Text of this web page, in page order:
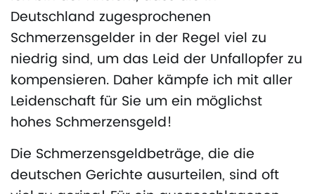
Deutschland zugesprochenen
Schmerzensgelder in der Regel viel zu
niedrig sind, um das Leid der Unfallopfer zu
kompensieren. Daher kämpfe ich mit aller
Leidenschaft für Sie um ein möglichst
hohes Schmerzensgeld!
Die Schmerzensgeldbeträge, die die
deutschen Gerichte ausurteilen, sind oft